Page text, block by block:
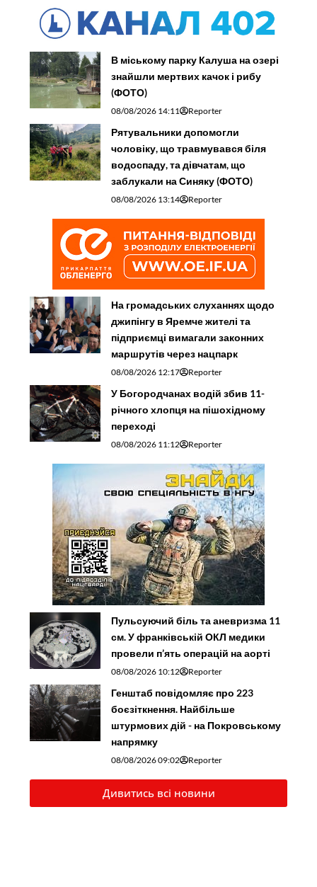
В міському парку Калуша на озері
знайшли мертвих качок і рибу
(ФОТО)
08/08/2026 14:11 Reporter
Рятувальники допомогли
чоловіку, що травмувався біля
водоспаду, та дівчатам, що
заблукали на Синяку (ФОТО)
08/08/2026 13:14 Reporter
На громадських слуханнях щодо
джипінгу в Яремче житeлі та
підприємці вимагали законних
маршрутів через нацпарк
08/08/2026 12:17 Reporter
У Богородчанах водій збив 11-
річного хлопця на пішохідному
переході
08/08/2026 11:12 Reporter
Пульсуючий біль та аневризма 11
см. У франківській ОКЛ медики
провели п’ять операцій на аорті
08/08/2026 10:12 Reporter
Генштаб повідомляє про 223
боєзіткнення. Найбільше
штурмових дій - на Покровському
напрямку
08/08/2026 09:02 Reporter
Дивитись всі новини